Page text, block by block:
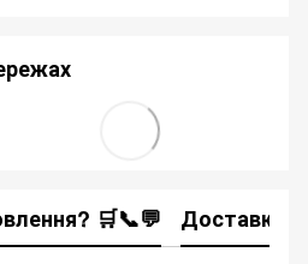
🛒📞💬 Доставка